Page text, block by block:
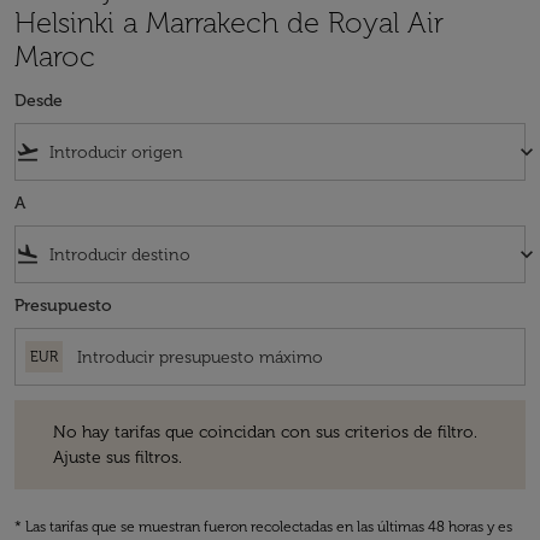
Helsinki a Marrakech de Royal Air
Maroc
Desde
flight_takeoff keyboard_arrow_down
A
flight_land keyboard_arrow_down
Presupuesto
EUR
No hay tarifas que coincidan con sus criterios de filtro.
Ajuste sus filtros.
* Las tarifas que se muestran fueron recolectadas en las últimas 48 horas y es